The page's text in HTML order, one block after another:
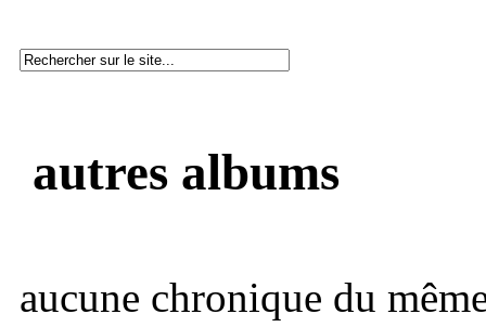
autres albums
aucune chronique du